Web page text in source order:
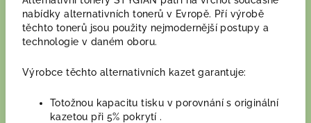
nabídky alternativních tonerů v Evropě. Pří výrobě
těchto tonerů jsou použity nejmodernější postupy a
technologie v daném oboru.
Výrobce těchto alternativních kazet garantuje:
Totožnou kapacitu tisku v porovnání s originální
kazetou při 5% pokrytí .